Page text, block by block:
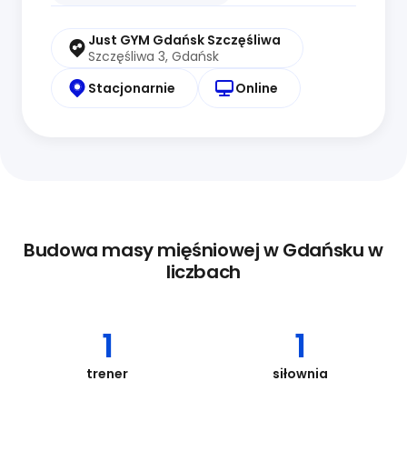
Just GYM Gdańsk Szczęśliwa
Szczęśliwa 3, Gdańsk
Stacjonarnie
Online
Budowa masy mięśniowej w Gdańsku w
liczbach
1
trener
1
siłownia